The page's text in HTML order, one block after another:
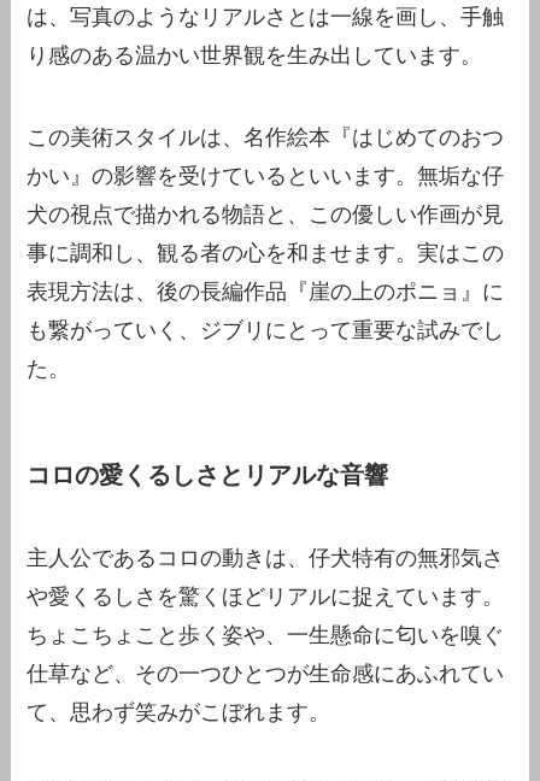
は、写真のようなリアルさとは一線を画し、手触
り感のある温かい世界観を生み出しています。
この美術スタイルは、名作絵本『はじめてのおつ
かい』の影響を受けているといいます。無垢な仔
犬の視点で描かれる物語と、この優しい作画が見
事に調和し、観る者の心を和ませます。実はこの
表現方法は、後の長編作品『崖の上のポニョ』に
も繋がっていく、ジブリにとって重要な試みでし
た。
コロの愛くるしさとリアルな音響
主人公であるコロの動きは、仔犬特有の無邪気さ
や愛くるしさを驚くほどリアルに捉えています。
ちょこちょこと歩く姿や、一生懸命に匂いを嗅ぐ
仕草など、その一つひとつが生命感にあふれてい
て、思わず笑みがこぼれます。